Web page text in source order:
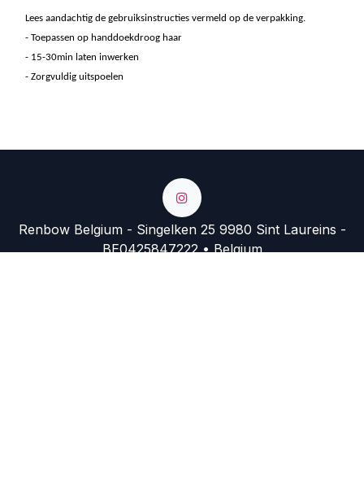
Lees aandachtig de gebruiksinstructies vermeld op de verpakking.
- Toepassen op handdoekdroog haar
- 15-30min laten inwerken
- Zorgvuldig uitspoelen
Renbow Belgium - Singelken 25 9980 Sint Laureins -
BE0425847222 • Belgium